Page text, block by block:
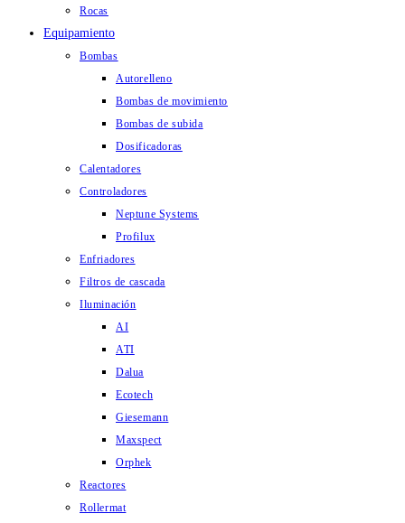
Rocas
Equipamiento
Bombas
Autorelleno
Bombas de movimiento
Bombas de subida
Dosificadoras
Calentadores
Controladores
Neptune Systems
Profilux
Enfriadores
Filtros de cascada
Iluminación
AI
ATI
Dalua
Ecotech
Giesemann
Maxspect
Orphek
Reactores
Rollermat